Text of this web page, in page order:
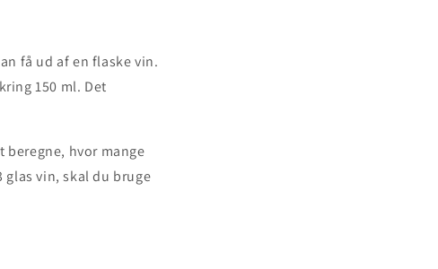
få ud af en flaske vin.
150 ml. Det
beregne, hvor mange
glas vin, skal du bruge